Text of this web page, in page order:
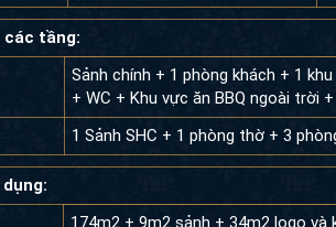
các tầng:
Sảnh chính + 1 phòng khách + 1
+ WC + Khu vực ăn BBQ ngoài trời
1 Sảnh SHC + 1 phòng thờ + 3
174m2 + 9m2 sảnh + 34m2 logo và